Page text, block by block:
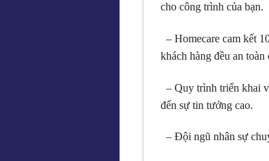
cho công trình của bạn.
– Homecare cam kết
khách hàng đều an
– Quy trình triển khai
đến sự tin tưởng cao.
– Đội ngũ nhân sự